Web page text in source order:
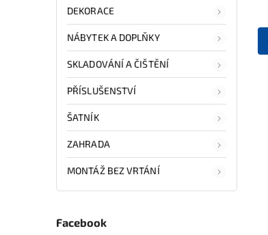
DEKORACE
NÁBYTEK A DOPLŇKY
SKLADOVÁNÍ A ČIŠTĚNÍ
PŘÍSLUŠENSTVÍ
ŠATNÍK
ZAHRADA
MONTÁŽ BEZ VRTÁNÍ
Facebook